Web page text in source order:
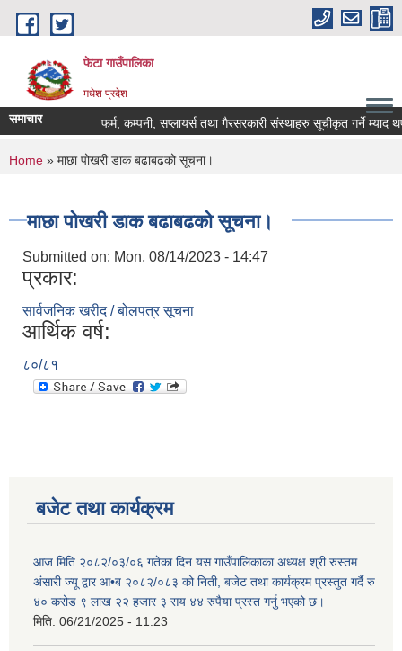
Skip to main content
फेटा गाउँपालिका
मधेश प्रदेश
समाचार फर्म, कम्पनी, सप्लायर्स तथा गैरसरकारी संस्थाहरु सूचीकृत गर्ने म्याद
You are here
Home » माछा पोखरी डाक बढाबढको सूचना।
माछा पोखरी डाक बढाबढको सूचना।
Submitted on: Mon, 08/14/2023 - 14:47
प्रकार:
सार्वजनिक खरीद / बोलपत्र सूचना
आर्थिक वर्ष:
८०/८१
बजेट तथा कार्यक्रम
आज मिति २०८२/०३/०६ गतेका दिन यस गाउँपालिकाका अध्यक्ष श्री रुस्तम
अंसारी ज्यू द्वार आ•ब २०८२/०८३ को निती, बजेट तथा कार्यक्रम प्रस्तुत गर्दै रु
४० करोड ९ लाख २२ हजार ३ सय ४४ रुपैया प्रस्त गर्नु भएको छ।
मिति: 06/21/2025 - 11:23